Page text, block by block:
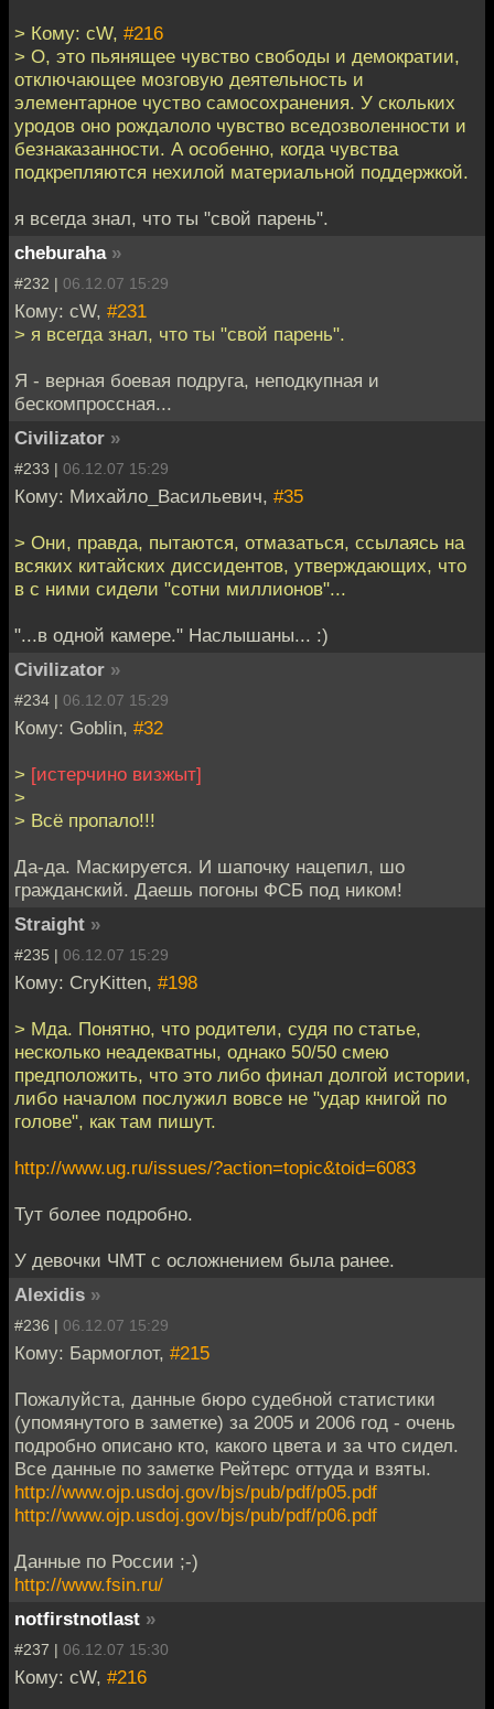
> Кому: cW, #216
> О, это пьянящее чувство свободы и демократии,
отключающее мозговую деятельность и
элементарное чуство самосохранения. У скольких
уродов оно рождалоло чувство вседозволенности и
безнаказанности. А особенно, когда чувства
подкрепляются нехилой материальной поддержкой.
я всегда знал, что ты "свой парень".
cheburaha »
#232 | 06.12.07 15:29
Кому: cW, #231
> я всегда знал, что ты "свой парень".
Я - верная боевая подруга, неподкупная и
бескомпроссная...
Civilizator »
#233 | 06.12.07 15:29
Кому: Михайло_Васильевич, #35
> Они, правда, пытаются, отмазаться, ссылаясь на
всяких китайских диссидентов, утверждающих, что
в с ними сидели "сотни миллионов"...
"...в одной камере." Наслышаны... :)
Civilizator »
#234 | 06.12.07 15:29
Кому: Goblin, #32
> [истерчино визжыт]
>
> Всё пропало!!!
Да-да. Маскируется. И шапочку нацепил, шо
гражданский. Даешь погоны ФСБ под ником!
Straight »
#235 | 06.12.07 15:29
Кому: CryKitten, #198
> Мда. Понятно, что родители, судя по статье,
несколько неадекватны, однако 50/50 смею
предположить, что это либо финал долгой истории,
либо началом послужил вовсе не "удар книгой по
голове", как там пишут.
http://www.ug.ru/issues/?action=topic&toid=6083
Тут более подробно.
У девочки ЧМТ с осложнением была ранее.
Alexidis »
#236 | 06.12.07 15:29
Кому: Бармоглот, #215
Пожалуйста, данные бюро судебной статистики
(упомянутого в заметке) за 2005 и 2006 год - очень
подробно описано кто, какого цвета и за что сидел.
Все данные по заметке Рейтерс оттуда и взяты.
http://www.ojp.usdoj.gov/bjs/pub/pdf/p05.pdf
http://www.ojp.usdoj.gov/bjs/pub/pdf/p06.pdf
Данные по России ;-)
http://www.fsin.ru/
notfirstnotlast »
#237 | 06.12.07 15:30
Кому: cW, #216